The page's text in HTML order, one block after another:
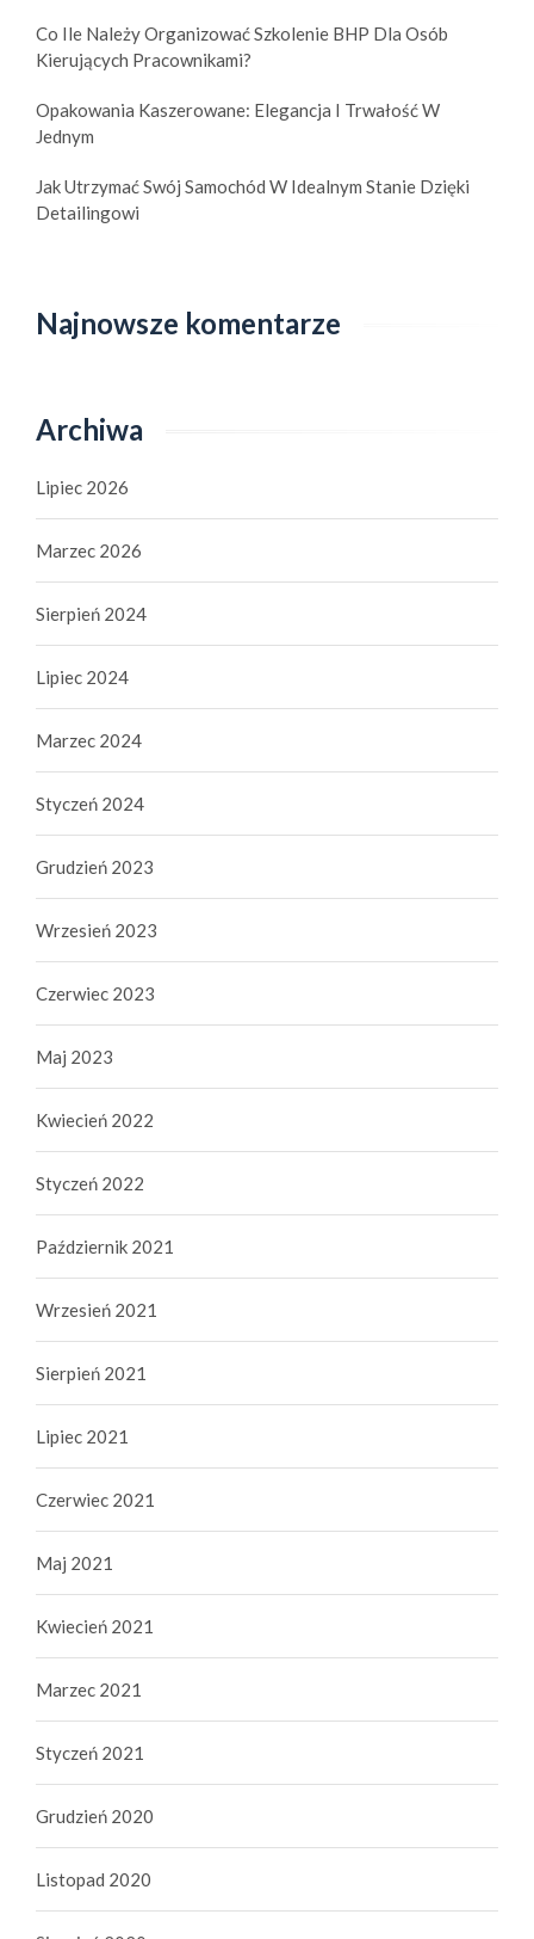
Co Ile Należy Organizować Szkolenie BHP Dla Osób
Kierujących Pracownikami?
Opakowania Kaszerowane: Elegancja I Trwałość W
Jednym
Jak Utrzymać Swój Samochód W Idealnym Stanie Dzięki
Detailingowi
Najnowsze komentarze
Archiwa
Lipiec 2026
Marzec 2026
Sierpień 2024
Lipiec 2024
Marzec 2024
Styczeń 2024
Grudzień 2023
Wrzesień 2023
Czerwiec 2023
Maj 2023
Kwiecień 2022
Styczeń 2022
Październik 2021
Wrzesień 2021
Sierpień 2021
Lipiec 2021
Czerwiec 2021
Maj 2021
Kwiecień 2021
Marzec 2021
Styczeń 2021
Grudzień 2020
Listopad 2020